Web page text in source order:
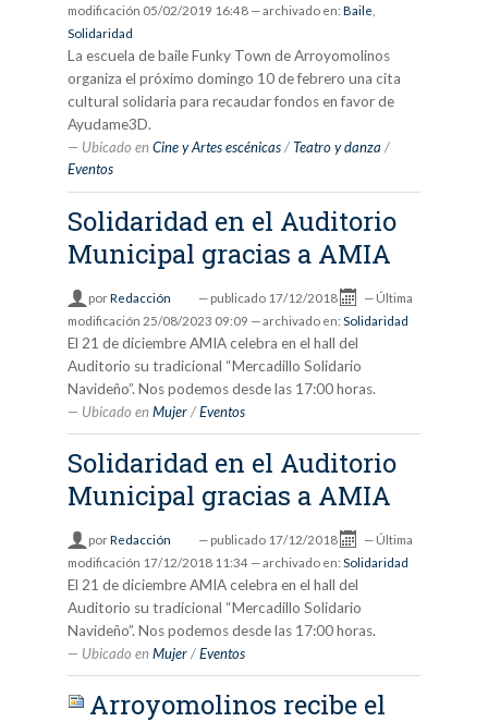
modificación 05/02/2019 16:48 — archivado en: Baile
Solidaridad
La escuela de baile Funky Town de Arroyomolinos
organiza el próximo domingo 10 de febrero una cita
cultural solidaria para recaudar fondos en favor de
Ayudame3D.
Ubicado en Cine y Artes escénicas /Teatro y danza /
Eventos
Solidaridad en el Auditorio
Municipal gracias a AMIA
porRedacción — publicado 17/12/2018 — Última
modificación 25/08/2023 09:09 — archivado en: Solidaridad
El 21 de diciembre AMIA celebra en el hall del
Auditorio su tradicional “Mercadillo Solidario
Navideño”. Nos podemos desde las 17:00 horas.
Ubicado en Mujer /Eventos
Solidaridad en el Auditorio
Municipal gracias a AMIA
porRedacción — publicado 17/12/2018 — Última
modificación 17/12/2018 11:34 — archivado en: Solidaridad
El 21 de diciembre AMIA celebra en el hall del
Auditorio su tradicional “Mercadillo Solidario
Navideño”. Nos podemos desde las 17:00 horas.
Ubicado en Mujer /Eventos
Arroyomolinos recibe el